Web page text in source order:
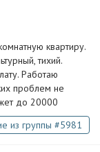
квартиру.
тихий.
Работаю
проблем не
до 20000
из группы #5981